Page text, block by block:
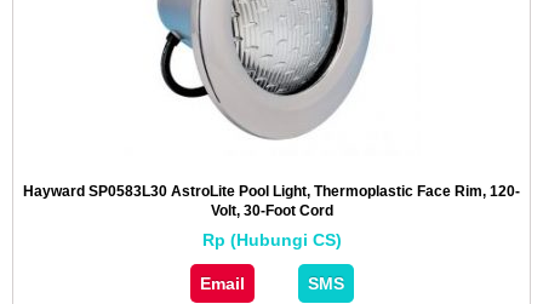
Hayward SP0583L30 AstroLite Pool Light, Thermoplastic Face Rim, 120-
Volt, 30-Foot Cord
Rp (Hubungi CS)
Email SMS